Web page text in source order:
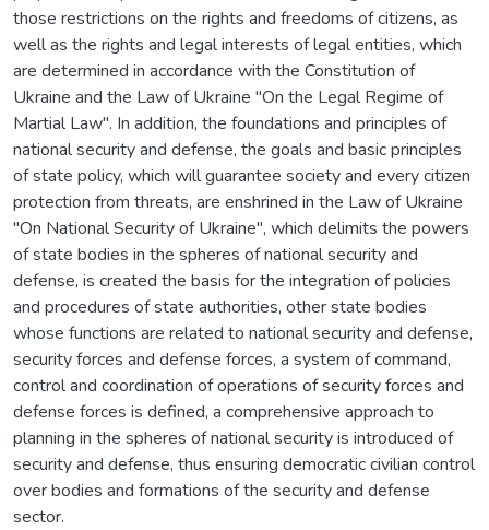
those restrictions on the rights and freedoms of citizens, as
well as the rights and legal interests of legal entities, which
are determined in accordance with the Constitution of
Ukraine and the Law of Ukraine "On the Legal Regime of
Martial Law". In addition, the foundations and principles of
national security and defense, the goals and basic principles
of state policy, which will guarantee society and every citizen
protection from threats, are enshrined in the Law of Ukraine
"On National Security of Ukraine", which delimits the powers
of state bodies in the spheres of national security and
defense, is created the basis for the integration of policies
and procedures of state authorities, other state bodies
whose functions are related to national security and defense,
security forces and defense forces, a system of command,
control and coordination of operations of security forces and
defense forces is defined, a comprehensive approach to
planning in the spheres of national security is introduced of
security and defense, thus ensuring democratic civilian control
over bodies and formations of the security and defense
sector.